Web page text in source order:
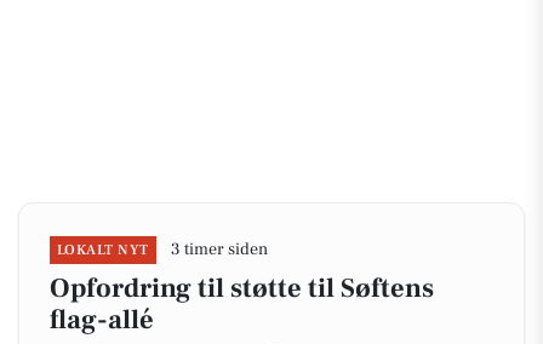
LOKALT NYT 3 timer siden
Opfordring til støtte til Søftens
flag-allé